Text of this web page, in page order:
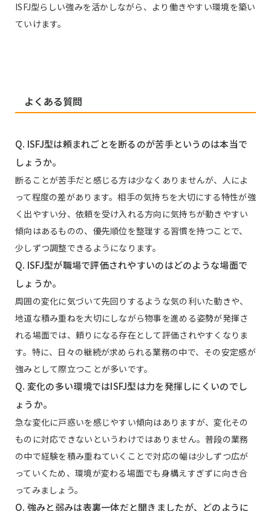
ISFJ型らしい強みを活かしながら、より働きやすい環境を築い
ていけます。
よくある質問
Q. ISFJ型は頼まれごとを断るのが苦手というのは本当で
しょうか。
断ることが苦手だと感じる方は少なくありませんが、人によ
って程度の差があります。相手の気持ちを大切にする特性が強
く出やすい分、依頼を受け入れる方向に気持ちが動きやすい
傾向はあるものの、優先順位を整理する習慣を持つことで、
少しずつ調整できるようになります。
Q. ISFJ型が職場で評価されやすいのはどのような場面で
しょうか。
周囲の変化に気づいて先回りするような気の利いた動きや、
地道な積み重ねを大切にしながら物事を進める姿勢が発揮さ
れる場面では、頼りになる存在として評価されやすくなりま
す。特に、日々の継続が求められる業務の中で、その安定感が
強みとして際立つことが多いです。
Q. 変化の多い環境ではISFJ型は力を発揮しにくいのでし
ょうか。
急な変化に戸惑いを感じやすい傾向はありますが、変化その
ものに対応できないというわけではありません。普段の業務
の中で経験を積み重ねていくことで対応の幅は少しずつ広が
っていくため、環境が変わる場面でも身構えすぎずに向き合
ってみましょう。
Q. 強みと弱みは表裏一体だと聞きましたが、どのように